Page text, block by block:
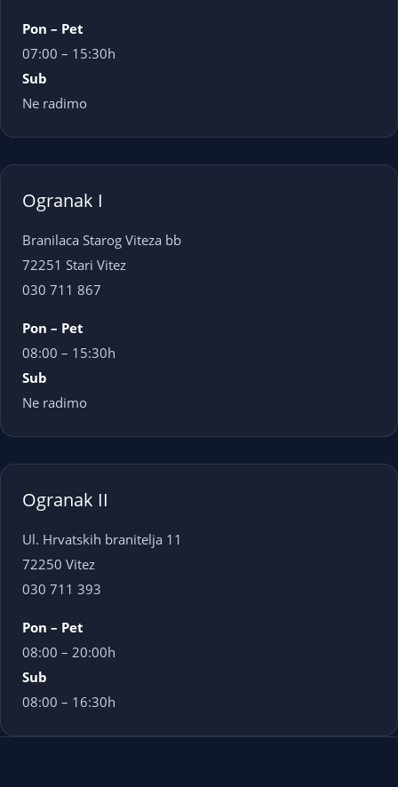
Pon – Pet
07:00 – 15:30h
Sub
Ne radimo
Ogranak I
Branilaca Starog Viteza bb
72251 Stari Vitez
030 711 867
Pon – Pet
08:00 – 15:30h
Sub
Ne radimo
Ogranak II
Ul. Hrvatskih branitelja 11
72250 Vitez
030 711 393
Pon – Pet
08:00 – 20:00h
Sub
08:00 – 16:30h